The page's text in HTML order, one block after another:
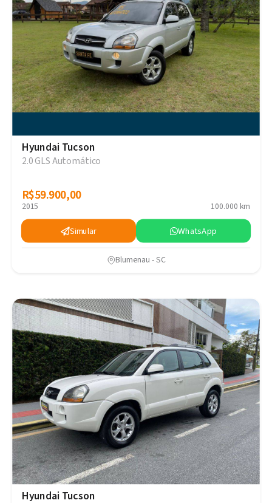
Hyundai Tucson
2.0 GLS Automático
R$59.900,00
R$59.900,00
2015 100.000 km
Simular WhatsApp
Blumenau - SC
Hyundai Tucson